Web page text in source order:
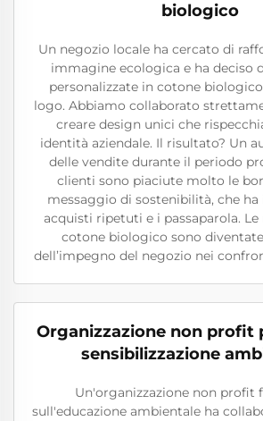
biologico
Un negozio locale ha cercato di
immagine ecologica e ha deciso
personalizzate in cotone
logo. Abbiamo collaborato
creare design unici che
identità aziendale. Il risultato? Un
delle vendite durante il periodo
clienti sono piaciute molto le
messaggio di sostenibilità, che
acquisti ripetuti e i passaparola.
cotone biologico sono
dell’impegno del negozio nei
Organizzazione non profit
sensibilizzazione
Un'organizzazione non profit
sull'educazione ambientale ha